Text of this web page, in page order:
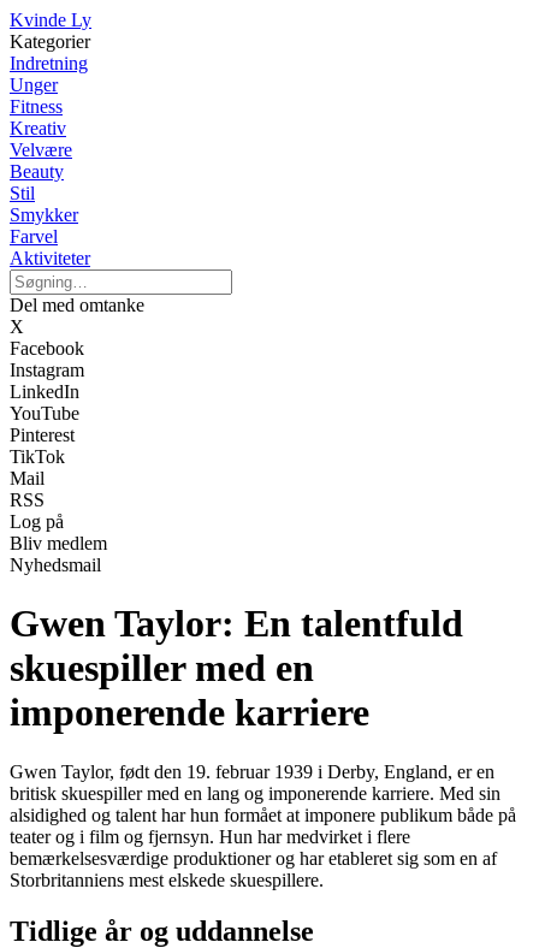
Kvinde Ly
Kategorier
Indretning
Unger
Fitness
Kreativ
Velvære
Beauty
Stil
Smykker
Farvel
Aktiviteter
Del med omtanke
X
Facebook
Instagram
LinkedIn
YouTube
Pinterest
TikTok
Mail
RSS
Log på
Bliv medlem
Nyhedsmail
Gwen Taylor: En talentfuld
skuespiller med en
imponerende karriere
Gwen Taylor, født den 19. februar 1939 i Derby, England, er en
britisk skuespiller med en lang og imponerende karriere. Med sin
alsidighed og talent har hun formået at imponere publikum både på
teater og i film og fjernsyn. Hun har medvirket i flere
bemærkelsesværdige produktioner og har etableret sig som en af
Storbritanniens mest elskede skuespillere.
Tidlige år og uddannelse